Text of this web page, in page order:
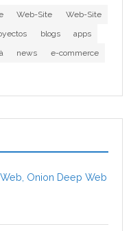
Web-Site
Web-Site
blogs
apps
news
e-commerce
Onion Deep Web